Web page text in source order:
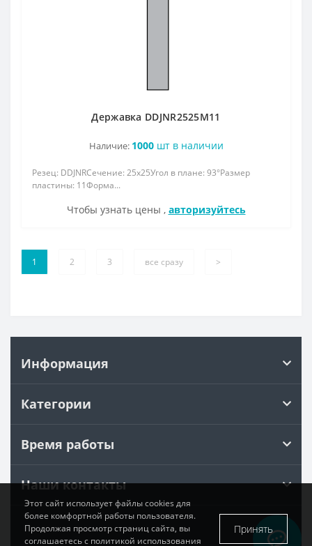
Державка DDJNR2525M11
Наличие: 1000шт в наличии
Резец: DDJNRСечение: 25x25Угол в плане: 93°Размер
пластины: 11Форма...
Чтобы узнать цены , авторизуйтесь
1 2 3 все сразу >
Информация
Категории
Время работы
Наши контакты
Этот сайт использует файлы cookies для
более комфортной работы пользователя.
Продолжая просмотр страниц сайта, вы
соглашаетесь с политикой использования
Принять